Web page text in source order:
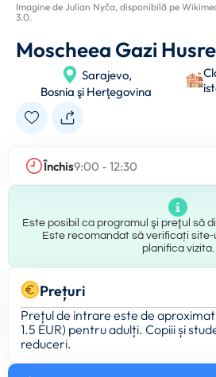
Imagine de Julian Nyča, disponibilă pe
3.0.
Moscheea Gazi
Sarajevo,
Bosnia şi Herţegovina
Închis9:00 - 12:30
Este posibil ca programul şi preţul să
Este recomandat să verificați
planifica vizita.
Prețuri
Prețul de intrare este de
1.5 EUR) pentru adulți. Copiii și
reduceri.